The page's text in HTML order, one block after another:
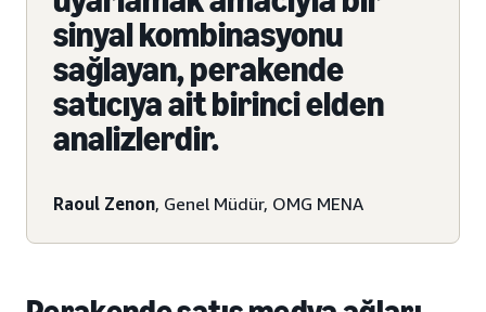
sinyal kombinasyonu
sağlayan, perakende
satıcıya ait birinci elden
analizlerdir.
Raoul Zenon, Genel Müdür, OMG MENA